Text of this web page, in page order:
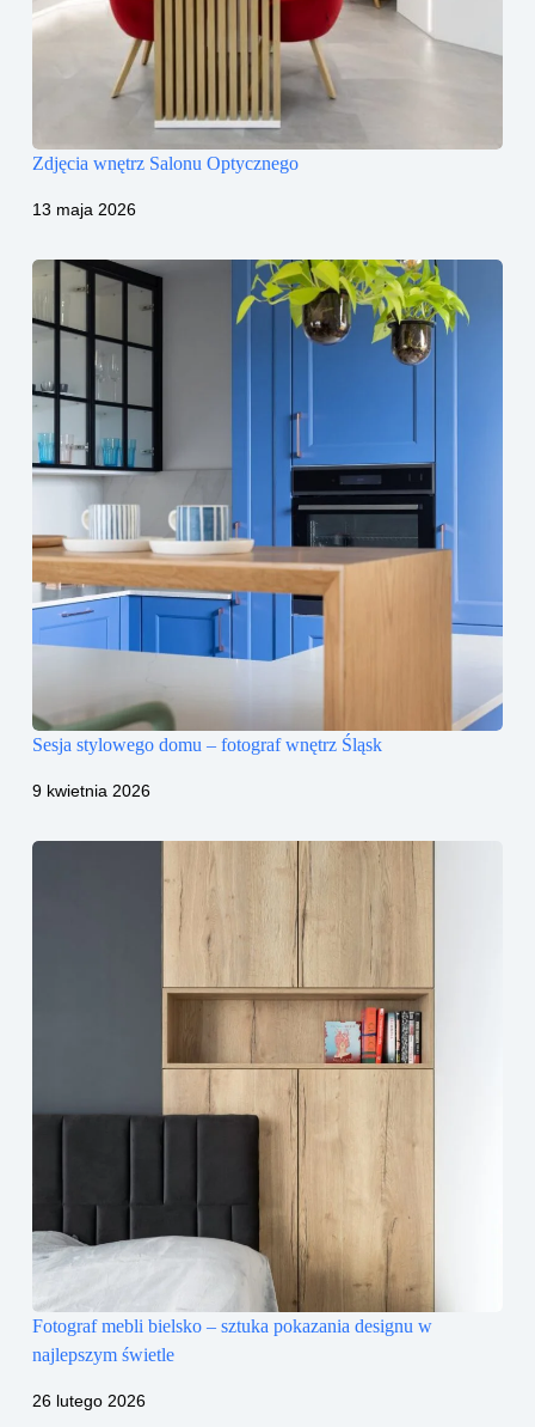
Zdjęcia wnętrz Salonu Optycznego
13 maja 2026
Sesja stylowego domu – fotograf wnętrz Śląsk
9 kwietnia 2026
Fotograf mebli bielsko – sztuka pokazania designu w
najlepszym świetle
26 lutego 2026